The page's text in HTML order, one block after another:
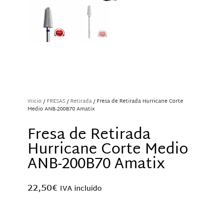
Inicio / FRESAS/ Retirada/ Fresa de Retirada Hurricane Corte
Medio ANB-200B70 Amatix
Fresa de Retirada
Hurricane Corte Medio
ANB-200B70 Amatix
22,50€ IVA incluido